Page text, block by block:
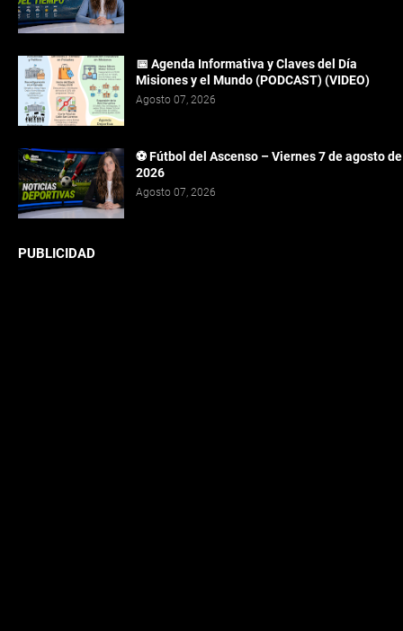
📅 Agenda Informativa y Claves del Día
Misiones y el Mundo (PODCAST) (VIDEO)
Agosto 07, 2026
⚽ Fútbol del Ascenso – Viernes 7 de agosto de
2026
Agosto 07, 2026
PUBLICIDAD